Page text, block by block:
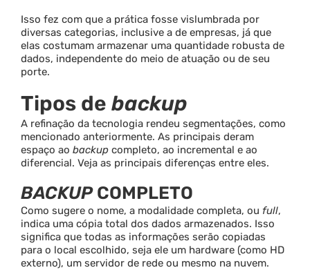
Isso fez com que a prática fosse vislumbrada por
diversas categorias, inclusive a de empresas, já que
elas costumam armazenar uma quantidade robusta de
dados, independente do meio de atuação ou de seu
porte.
Tipos de backup
A refinação da tecnologia rendeu segmentações, como
mencionado anteriormente. As principais deram
espaço ao backup completo, ao incremental e ao
diferencial. Veja as principais diferenças entre eles.
BACKUPCOMPLETO
Como sugere o nome, a modalidade completa, ou full,
indica uma cópia total dos dados armazenados. Isso
significa que todas as informações serão copiadas
para o local escolhido, seja ele um hardware (como HD
externo), um servidor de rede ou mesmo na nuvem.